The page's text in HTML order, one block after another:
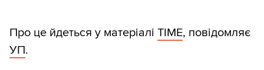
Про це йдеться у матеріалі TIME, повідомляє
УП.